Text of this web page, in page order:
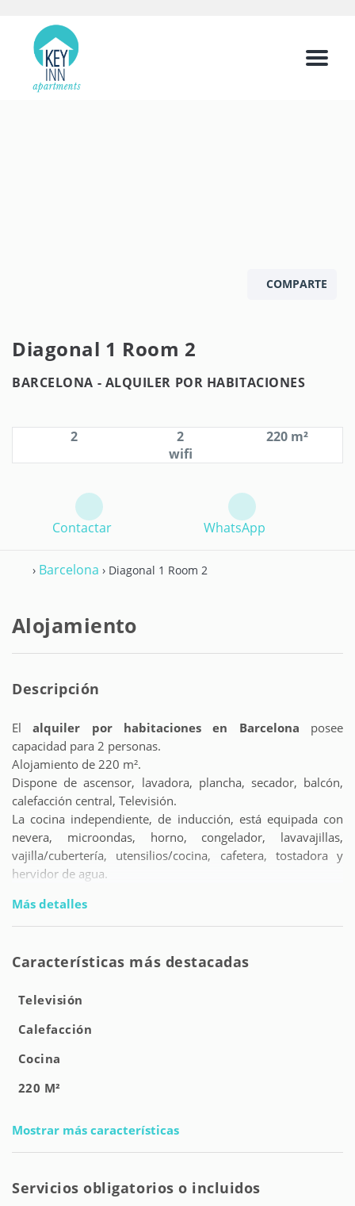
Menu
COMPARTE
Diagonal 1 Room 2
BARCELONA - ALQUILER POR HABITACIONES
2 2
220 m²
wifi
Contactar WhatsApp
› Barcelona › Diagonal 1 Room 2
Alojamiento
Descripción
Elalquiler por habitaciones en Barcelona posee
capacidad para 2 personas.
Alojamiento de 220 m².
Dispone de ascensor, lavadora, plancha, secador, balcón,
calefacción central, Televisión.
La cocina independiente, de inducción, está equipada con
nevera, microondas, horno, congelador, lavavajillas,
vajilla/cubertería, utensilios/cocina, cafetera, tostadora y
hervidor de agua.
Más detalles
Características más destacadas
Televisión
Calefacción
Cocina
220 M²
Mostrar más características
Servicios obligatorios o incluidos